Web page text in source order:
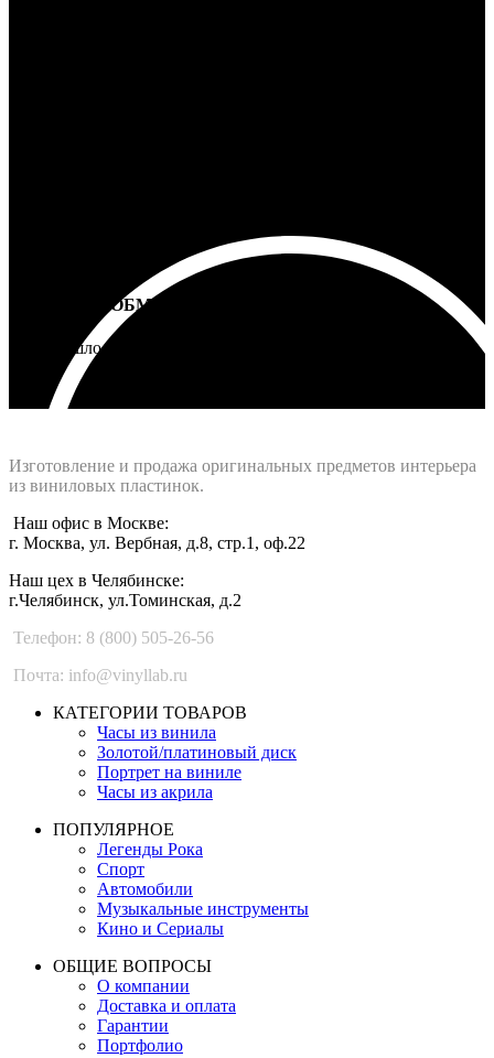
ВОЗВРАТ И ОБМЕН
Не подошло - вернем деньги
Изготовление и продажа оригинальных предметов интерьера
из виниловых пластинок.
Наш офис в Москве:
г. Москва, ул. Вербная, д.8, стр.1, оф.22
Наш цех в Челябинске:
г.Челябинск, ул.Томинская, д.2
Телефон: 8 (800) 505-26-56
Почта: info@vinyllab.ru
КАТЕГОРИИ ТОВАРОВ
Часы из винила
Золотой/платиновый диск
Портрет на виниле
Часы из акрила
ПОПУЛЯРНОЕ
Легенды Рока
Спорт
Автомобили
Музыкальные инструменты
Кино и Сериалы
ОБЩИЕ ВОПРОСЫ
О компании
Доставка и оплата
Гарантии
Портфолио